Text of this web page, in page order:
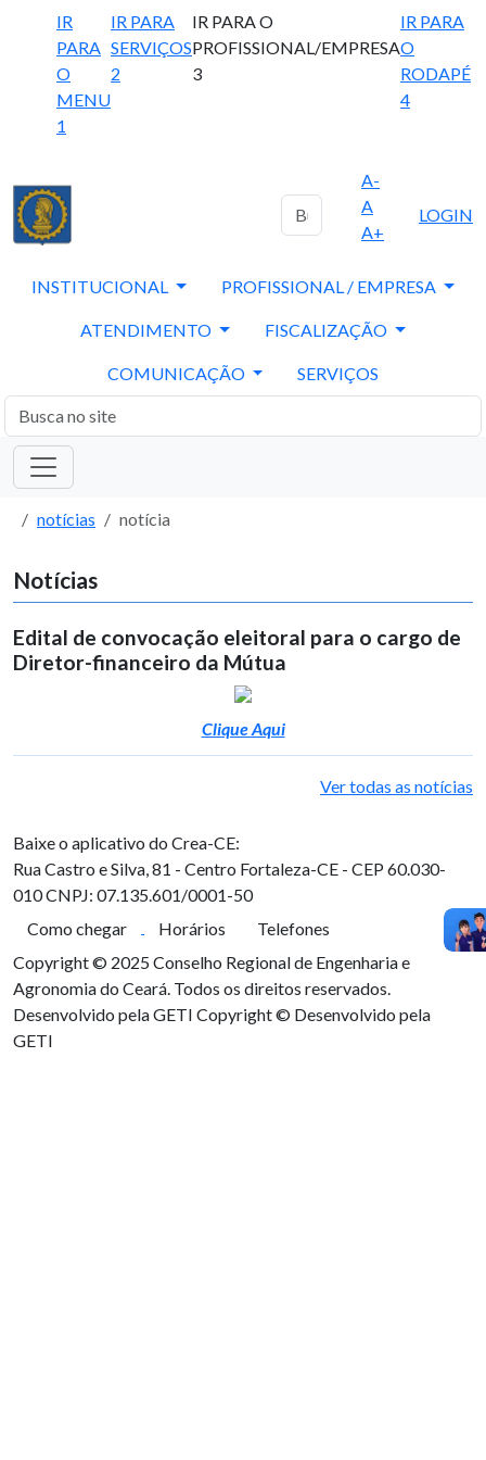
IR
PARA
O
MENU
1
IR PARA
SERVIÇOS
2
IR PARA O
PROFISSIONAL/EMPRESA
3
IR PARA
O
RODAPÉ
4
A-
A
A+
LOGIN
INSTITUCIONAL PROFISSIONAL / EMPRESA
ATENDIMENTO FISCALIZAÇÃO
COMUNICAÇÃO SERVIÇOS
notícias notícia
Notícias
Edital de convocação eleitoral para o cargo de
Diretor-financeiro da Mútua
Clique Aqui
Ver todas as notícias
Baixe o aplicativo do Crea-CE:
Rua Castro e Silva, 81 - Centro Fortaleza-CE - CEP 60.030-
010CNPJ: 07.135.601/0001-50
Como chegar
Horários
Telefones
Copyright © 2025 Conselho Regional de Engenharia e
Agronomia do Ceará. Todos os direitos reservados.
Desenvolvido pela GETI Copyright © Desenvolvido pela
GETI